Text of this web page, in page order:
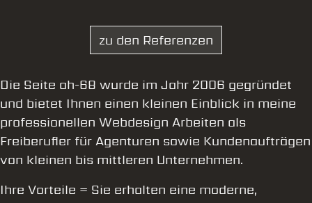
zu den Referenzen
Die Seite ah-68 wurde im Jahr 2006 gegründet
und bietet Ihnen einen kleinen Einblick in meine
professionellen Webdesign Arbeiten als
Freiberufler für Agenturen sowie Kundenaufträgen
von kleinen bis mittleren Unternehmen.
Ihre Vorteile = Sie erhalten eine moderne,